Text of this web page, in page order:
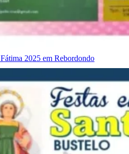
2025 em Rebordondo